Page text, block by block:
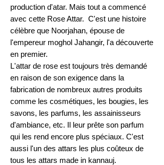
production d'atar. Mais tout a commencé
avec cette Rose Attar. C'est une histoire
célèbre que Noorjahan, épouse de
l'empereur moghol Jahangir, l'a découverte
en premier.
L'attar de rose est toujours très demandé
en raison de son exigence dans la
fabrication de nombreux autres produits
comme les cosmétiques, les bougies, les
savons, les parfums, les assainisseurs
d'ambiance, etc. Il leur prête son parfum
qui les rend encore plus spéciaux. C'est
aussi l'un des attars les plus coûteux de
tous les attars made in kannauj.